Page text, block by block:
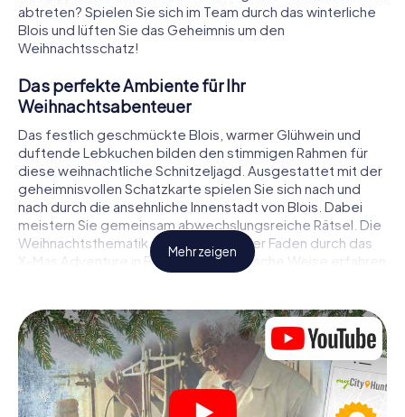
abtreten? Spielen Sie sich im Team durch das winterliche
Blois und lüften Sie das Geheimnis um den
Weihnachtsschatz!
Das perfekte Ambiente für Ihr
Weihnachtsabenteuer
Das festlich geschmückte Blois, warmer Glühwein und
duftende Lebkuchen bilden den stimmigen Rahmen für
diese weihnachtliche Schnitzeljagd. Ausgestattet mit der
geheimnisvollen Schatzkarte spielen Sie sich nach und
nach durch die ansehnliche Innenstadt von Blois. Dabei
meistern Sie gemeinsam abwechslungsreiche Rätsel. Die
Weihnachtsthematik zieht sich als roter Faden durch das
X-Mas Adventure in Blois. Auf spielerische Weise erfahren
Sie faszinierende Anekdoten rund um das nahende
richtig zu deuten und anderen Schatzsuchern stets einen
Schritt voraus zu sein?
Der Weihnachtsmarkt von Blois als
Zwischenstopp
Mehr zeigen